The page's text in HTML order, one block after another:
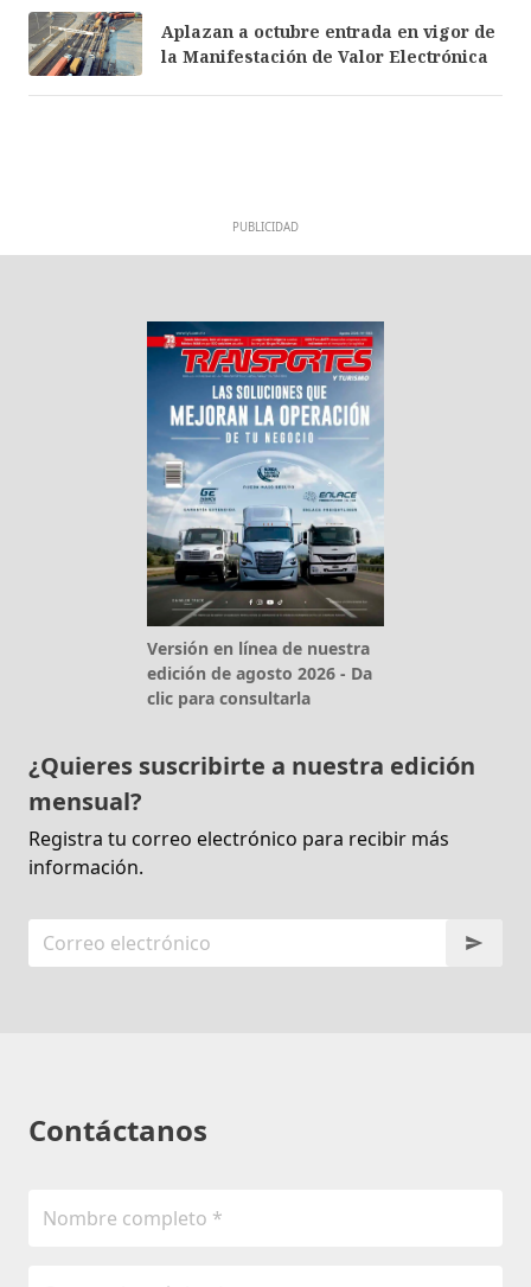
Aplazan a octubre entrada en vigor de
la Manifestación de Valor Electrónica
PUBLICIDAD
Versión en línea de nuestra
edición de agosto 2026 - Da
clic para consultarla
¿Quieres suscribirte a nuestra edición
mensual?
Registra tu correo electrónico para recibir más
información.
Contáctanos